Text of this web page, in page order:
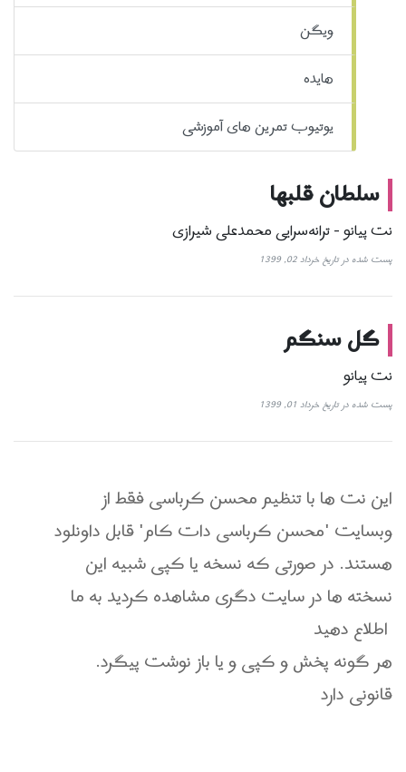
ویگن
هایده
یوتیوب تمرین های آموزشی
سلطان قلبها
نت پیانو - ترانه‌سرایی محمدعلی شیرازی
پست شده در تاریخ خرداد 02, 1399
گل سنگم
نت پیانو
پست شده در تاریخ خرداد 01, 1399
این نت ها با تنظیم محسن کرباسی فقط از
وبسایت 'محسن کرباسی دات کام' قابل داونلود
هستند. در صورتی که نسخه یا کپی شبیه این
نسخته ها در سایت دگری مشاهده کردید به ما
.هر گونه پخش و کپی و یا باز نوشت پیگرد
قانونی دارد